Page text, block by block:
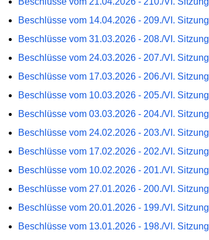
Beschlüsse vom 14.04.2026 - 209./VI. Sitzung
Beschlüsse vom 31.03.2026 - 208./VI. Sitzung
Beschlüsse vom 24.03.2026 - 207./VI. Sitzung
Beschlüsse vom 17.03.2026 - 206./VI. Sitzung
Beschlüsse vom 10.03.2026 - 205./VI. Sitzung
Beschlüsse vom 03.03.2026 - 204./VI. Sitzung
Beschlüsse vom 24.02.2026 - 203./VI. Sitzung
Beschlüsse vom 17.02.2026 - 202./VI. Sitzung
Beschlüsse vom 10.02.2026 - 201./VI. Sitzung
Beschlüsse vom 27.01.2026 - 200./VI. Sitzung
Beschlüsse vom 20.01.2026 - 199./VI. Sitzung
Beschlüsse vom 13.01.2026 - 198./VI. Sitzung